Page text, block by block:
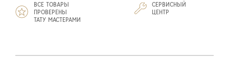
ВСЕ ТОВАРЫ
ПРОВЕРЕНЫ
ТАТУ МАСТЕРАМИ
СЕРВИСНЫЙ
ЦЕНТР